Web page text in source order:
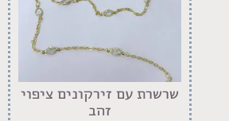
שרשרת עם זירקונים ציפוי
זהב